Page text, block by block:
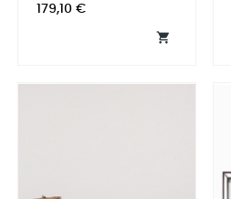
habituel
179,10 €
